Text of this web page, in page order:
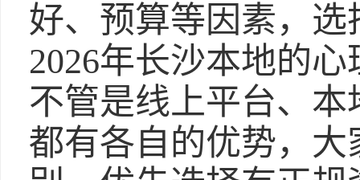
好、预算等因素，
2026年长沙本地的
不管是线上平台、
都有各自的优势，